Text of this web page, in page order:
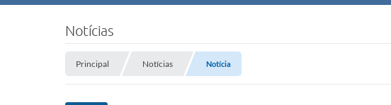
Notícias
Principal Notícias Notícia